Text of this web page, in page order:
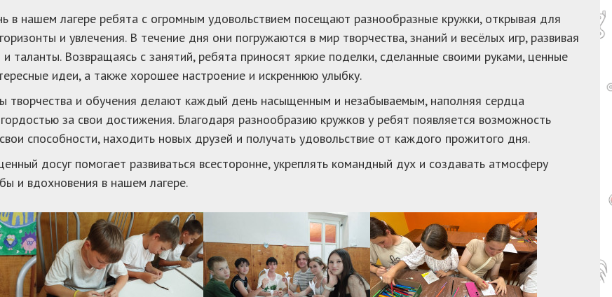
в нашем лагере ребята с огромным удовольствием посещают разнообразные кружки, открывая для
и увлечения. В течение дня они погружаются в мир творчества, знаний и весёлых игр, развивая
и таланты. Возвращаясь с занятий, ребята приносят яркие поделки, сделанные своими руками, ценные
идеи, а также хорошее настроение и искреннюю улыбку.
творчества и обучения делают каждый день насыщенным и незабываемым, наполняя сердца
за свои достижения. Благодаря разнообразию кружков у ребят появляется возможность
способности, находить новых друзей и получать удовольствие от каждого прожитого дня.
досуг помогает развиваться всесторонне, укреплять командный дух и создавать атмосферу
и вдохновения в нашем лагере.